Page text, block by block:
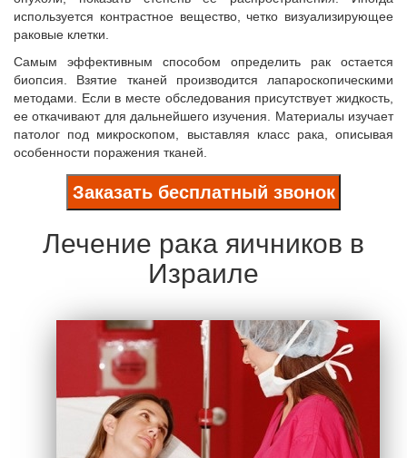
используется контрастное вещество, четко визуализирующее
раковые клетки.
Самым эффективным способом определить рак остается
биопсия. Взятие тканей производится лапароскопическими
методами. Если в месте обследования присутствует жидкость,
ее откачивают для дальнейшего изучения. Материалы изучает
патолог под микроскопом, выставляя класс рака, описывая
особенности поражения тканей.
Заказать бесплатный звонок
Лечение рака яичников в
Израиле